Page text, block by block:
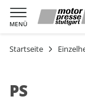
MENÜ
Warenkorb
Startseite
PS